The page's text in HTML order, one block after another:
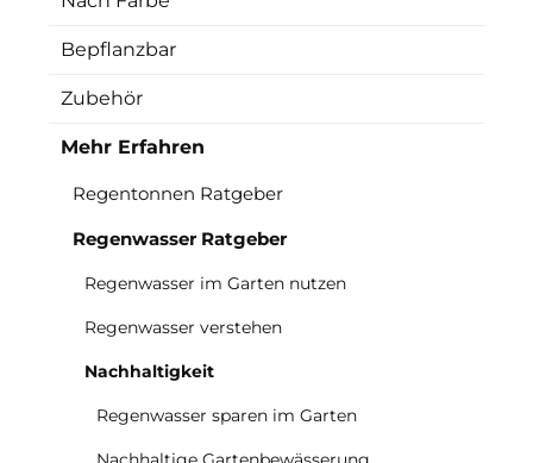
Bepflanzbar
Zubehör
Mehr Erfahren
Regentonnen Ratgeber
Regenwasser Ratgeber
Regenwasser im Garten nutzen
Regenwasser verstehen
Nachhaltigkeit
Regenwasser sparen im Garten